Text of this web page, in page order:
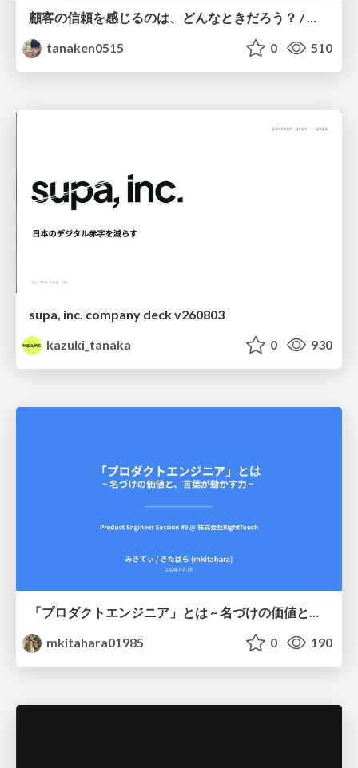
顧客の信頼を感じるのは、どんなときだろう？ / When do you feel a customer's trust?
tanaken0515
0 510
supa, inc. company deck v260803
kazuki_tanaka
0 930
mkitahara01985
0 190